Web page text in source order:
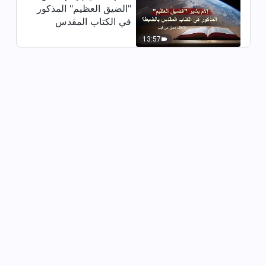
شهادة عن الايمان | تأملات بعد
مرضي خلال الجائحة (دبلجة عربية)
13:57
"الضيق العظيم" المذكور
في الكتاب المقدس
من فيلم)